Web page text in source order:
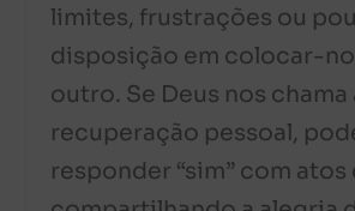
limites, frustrações ou
disposição em colocar-
outro. Se Deus nos chama
recuperação pessoal,
responder “sim” com